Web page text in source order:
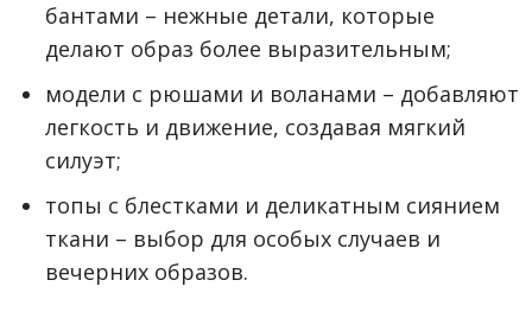
бантами – нежные детали, которые
делают образ более выразительным;
модели с рюшами и воланами – добавляют
легкость и движение, создавая мягкий
силуэт;
топы с блестками и деликатным сиянием
ткани – выбор для особых случаев и
вечерних образов.